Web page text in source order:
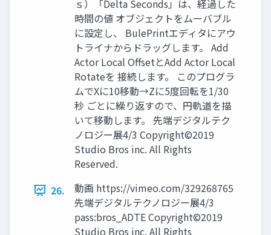
ｓ）「Delta Seconds」は、経過した
時間の値 オブジェクトをムーバブル
に設定し、 BulePrintエディタにアウ
トライナからドラッグします。 Add
Actor Local OffsetとAdd Actor Local
Rotateを 接続します。 このプログラ
ムでXに10移動→Zに5度回転を1/30
秒 ごとに繰り返すので、円軌道を描
いて移動します。 先端デジタルテク
ノロジー展4/3 Copyright©2019
Studio Bros inc. All Rights
Reserved.
26.
動画 https://vimeo.com/329268765
先端デジタルテクノロジー展4/3
pass:bros_ADTE Copyright©2019
Studio Bros inc. All Rights